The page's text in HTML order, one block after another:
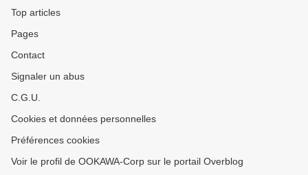
Top articles
Pages
Contact
Signaler un abus
C.G.U.
Cookies et données personnelles
Préférences cookies
Voir le profil de OOKAWA-Corp sur le portail Overblog